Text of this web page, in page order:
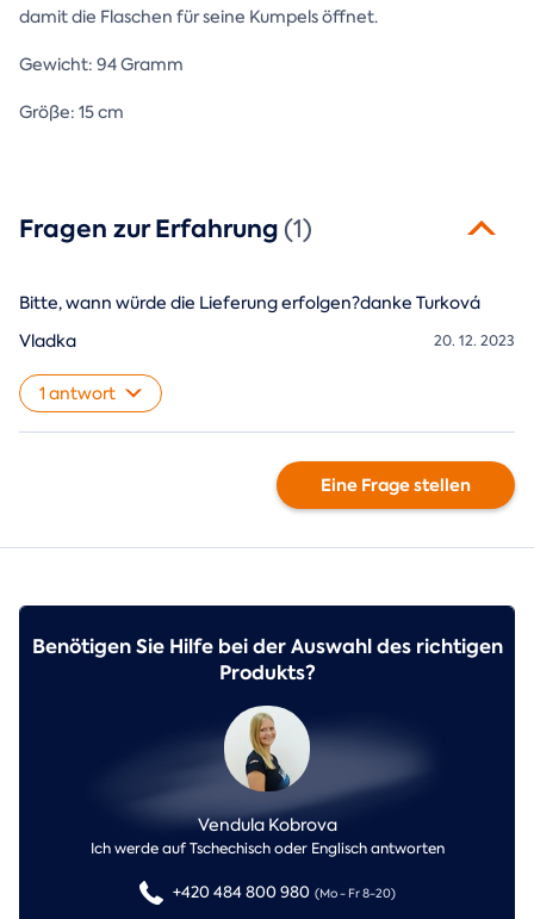
damit die Flaschen für seine Kumpels öffnet.
Gewicht: 94 Gramm
Größe: 15 cm
Fragen zur Erfahrung(1)
Bitte, wann würde die Lieferung erfolgen?danke Turková
20. 12. 2023
Vladka
1 antwort
Eine Frage stellen
Benötigen Sie Hilfe bei der Auswahl des richtigen
Produkts?
Vendula Kobrova
Ich werde auf Tschechisch oder Englisch antworten
+420 484 800 980 (Mo - Fr 8-20)